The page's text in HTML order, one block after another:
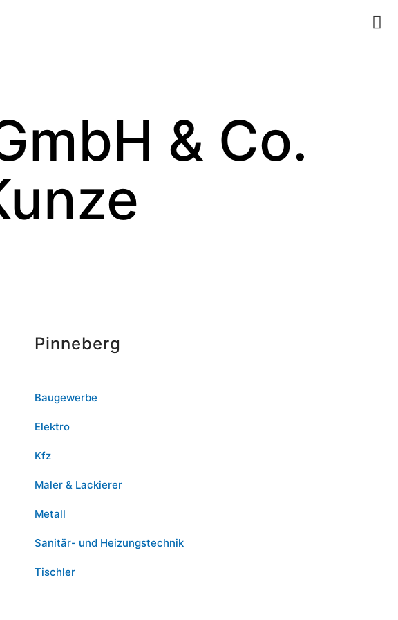
& Co.
Pinneberg
Baugewerbe
Elektro
Kfz
Maler & Lackierer
Metall
Sanitär- und Heizungstechnik
Tischler